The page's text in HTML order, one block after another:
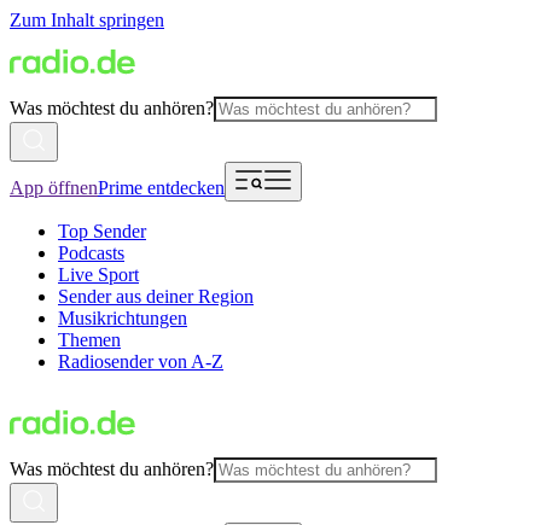
Zum Inhalt springen
Was möchtest du anhören?
App öffnenPrime entdecken
Top Sender
Podcasts
Live Sport
Sender aus deiner Region
Musikrichtungen
Themen
Radiosender von A-Z
Was möchtest du anhören?